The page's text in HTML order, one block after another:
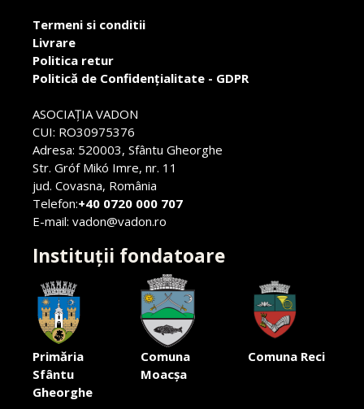
Termeni si conditii
Livrare
Politica retur
Politică de Confidențialitate - GDPR
ASOCIAŢIA VADON
CUI: RO30975376
Adresa: 520003, Sfântu Gheorghe
Str. Gróf Mikó Imre, nr. 11
jud. Covasna, România
Telefon:+40 0720 000 707
E-mail: vadon@vadon.ro
Instituții fondatoare
Primăria
Sfântu
Gheorghe
Comuna
Moacșa
Comuna Reci